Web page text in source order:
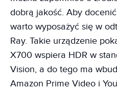
dobrą jakość. Aby
warto wyposażyć się w
Ray. Takie urządzenie
X700 wspiera HDR w
Vision, a do tego ma
Amazon Prime Video i